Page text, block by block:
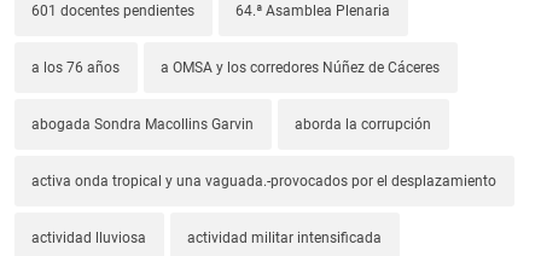
601 docentes pendientes 64.ª Asamblea Plenaria
a los 76 años a OMSA y los corredores Núñez de Cáceres
abogada Sondra Macollins Garvin aborda la corrupción
activa onda tropical y una vaguada.-provocados por el desplazamiento
actividad lluviosa actividad militar intensificada